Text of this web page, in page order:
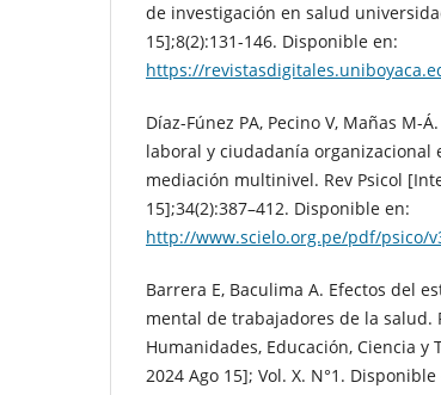
de investigación en salud
15];8(2):131-146. Disponible en:
https://
Díaz-Fúnez PA, Pecino V, Mañas M-
laboral y ciudadanía
mediación multinivel. Rev Psicol
15];34(2):387–412. Disponible en:
http://www.scielo.org.pe/pdf/psico/
Barrera E, Baculima A. Efectos del
mental de trabajadores de la
Humanidades, Educación, Ciencia
2024 Ago 15]; Vol. X. N°1. Disponible